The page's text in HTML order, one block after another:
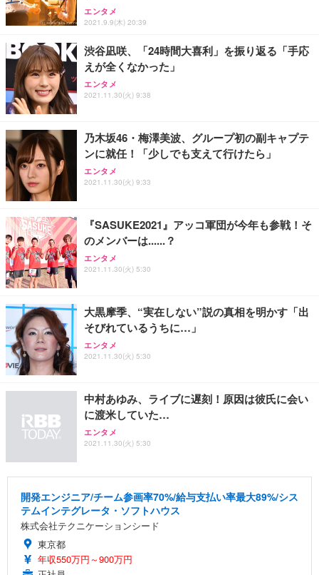
ス圧無段階昇降 360度回転 キャスター付き コンパク
ト 幅52×奥行58.5×高さ84～96cm テレワーク 在宅
￥4,139
グモニター QD 24.5インチ 1ms FHD 量子ドット 残
像低減 (3年保証 | 輝点保証 | 日本メーカー)
￥34,980
￥3,731
エンタメ
2021.9.9(木) 20:39
渋谷凪咲、「24時間大喜利」を振り返る「手応
えが全くなかった」
エンタメ
2021.11.30(火) 9:38
乃木坂46・梅澤美波、グループ初の副キャプテ
ンに就任！「少しでも支えて行けたら」
エンタメ
2021.11.30(火) 9:33
『SASUKE2021』アッコ軍団が今年も参戦！そ
のメンバーは......？
エンタメ
2021.11.30(火) 5:30
大黒摩季、“実在しない”説の真相を明かす「出
そびれているうちに…」
エンタメ
2021.11.30(火) 5:30
中村あゆみ、ライブに遅刻！原因は彼氏に会い
に渡米していた…
エンタメ
2021.11.30(火) 5:30
開発エンジニア/チーム参画率70%/給与支払い率最大89%/シス
テムインテグレータ・ソフトハウス
株式会社テクニケーションシード
東京都
年収550万円～900万円